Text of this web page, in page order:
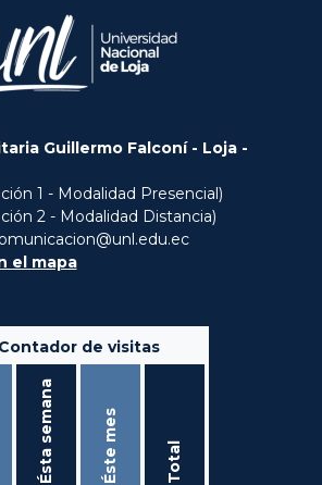
Guillermo Falconí - Loja -
1 - Modalidad Presencial)
2 - Modalidad Distancia)
el mapa
Contador de visitas
Ésta semana Éste mes Total